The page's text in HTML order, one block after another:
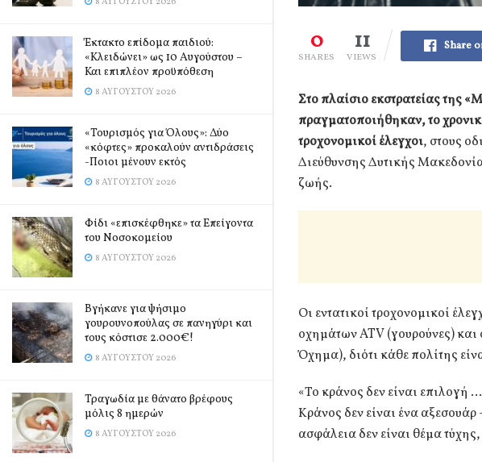
Έκτακτο επίδομα παιδιού:
«Κλειδώνει» ως 10 Αυγούστου –
Και επιπλέον προϋπόθεση
8 ΑΥΓΟΎΣΤΟΥ 2026
«Τουρισμός για Όλους»: Δύο
«κόφτες» προκαλούν αντιδράσεις
-Ποιοι μένουν εκτός
8 ΑΥΓΟΎΣΤΟΥ 2026
Φίδι «επισκέφθηκε» τα Επείγοντα
του Νοσοκομείου
8 ΑΥΓΟΎΣΤΟΥ 2026
Βγήκανε για ψήσιμο
γουρουνοπούλας σε πανηγύρι και
τους κόστισε 2.000€!
8 ΑΥΓΟΎΣΤΟΥ 2026
Τραγωδία με θάνατο βρέφους
μόλις 8 ημερών
8 ΑΥΓΟΎΣΤΟΥ 2026
0
SHARES
11
VIEWS
Share
Στο πλαίσιο εκστρατείας της
πραγματοποιήθηκαν, το
τροχονομικοί έλεγχοι, στους
Διεύθυνσης Δυτικής
ζωής.
Οι εντατικοί τροχονομικοί
οχημάτων ATV (γουρούνες)
Όχημα), διότι κάθε πολίτης
«Το κράνος δεν είναι επιλογή
Κράνος δεν είναι ένα
ασφάλεια δεν είναι θέμα